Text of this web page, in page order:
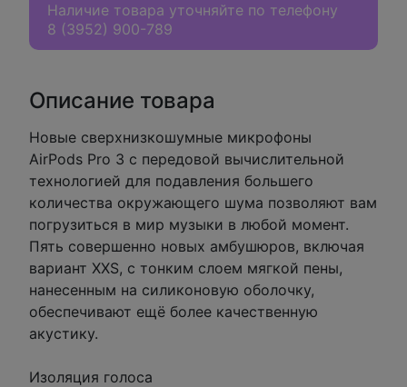
Наличие товара уточняйте по телефону
8 (3952) 900-789
Описание товара
Новые сверхнизкошумные микрофоны
AirPods Pro 3 с передовой вычислительной
технологией для подавления большего
количества окружающего шума позволяют вам
погрузиться в мир музыки в любой момент.
Пять совершенно новых амбушюров, включая
вариант XXS, с тонким слоем мягкой пены,
нанесенным на силиконовую оболочку,
обеспечивают ещё более качественную
акустику.
Изоляция голоса